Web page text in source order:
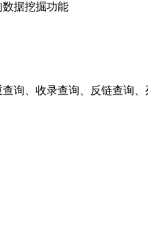
据挖掘功能
询、收录查询、反链查询